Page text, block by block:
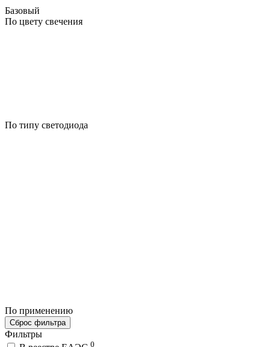
Базовый
По цвету свечения
По типу светодиода
По применению
Сброс фильтра
Фильтры
0